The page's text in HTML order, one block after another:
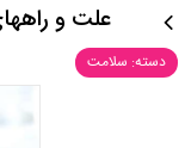
علت و
دسته: سلامت